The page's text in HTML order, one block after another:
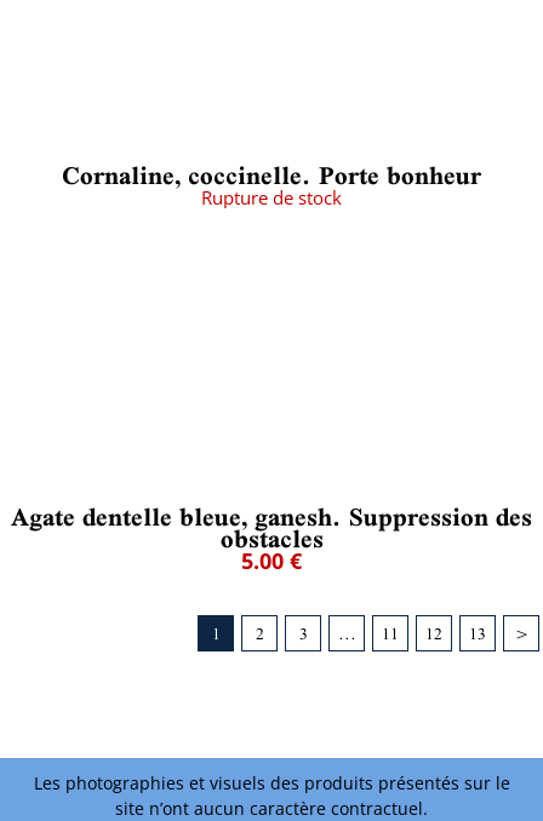
Cornaline, coccinelle. Porte bonheur
Rupture de stock
Agate dentelle bleue, ganesh. Suppression des
obstacles
5.00 €
1 2 3 ... 11 12 13 >
Les photographies et visuels des produits présentés sur le
site n’ont aucun caractère contractuel.